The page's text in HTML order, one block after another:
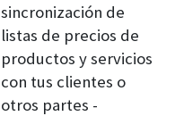
sincronización de
listas de precios de
productos y servicios
con tus clientes o
otros partes -